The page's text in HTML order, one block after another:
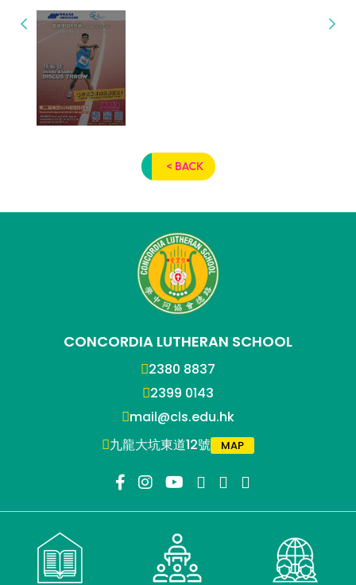
< BACK
CONCORDIA LUTHERAN SCHOOL
2380 8837
2399 0143
mail@cls.edu.hk
九龍大坑東道12號
MAP